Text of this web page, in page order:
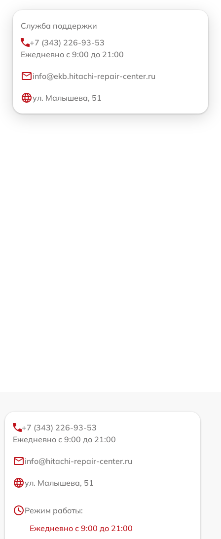
Служба поддержки
+7 (343) 226-93-53
Ежедневно с 9:00 до 21:00
info@ekb.hitachi-repair-center.ru
ул. Малышева, 51
+7 (343) 226-93-53
Ежедневно с 9:00 до 21:00
info@hitachi-repair-center.ru
ул. Малышева, 51
Режим работы:
Ежедневно с 9:00 до 21:00